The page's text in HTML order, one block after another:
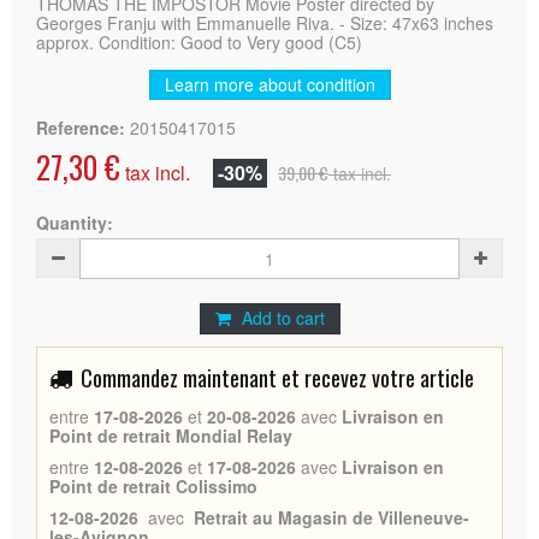
Georges Franju with Emmanuelle Riva. - Size: 47x63 inches
approx. Condition: Good to Very good (C5)
Learn more about condition
Reference: 20150417015
27,30 € tax incl. -30% 39,00 €tax incl.
Quantity:
Add to cart
Commandez maintenant et recevez votre article
entre 17-08-2026 et 20-08-2026 avec Livraison en
Point de retrait Mondial Relay
entre 12-08-2026 et 17-08-2026 avec Livraison en
Point de retrait Colissimo
12-08-2026 avec Retrait au Magasin de Villeneuve-